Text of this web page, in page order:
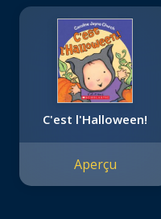
C'est l'Halloween!
Aperçu